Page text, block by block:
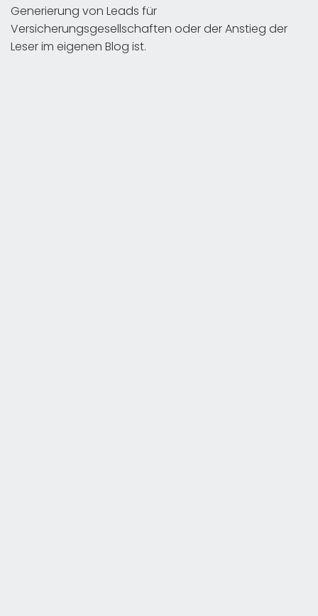
Generierung von Leads für
Versicherungsgesellschaften oder der Anstieg der
Leser im eigenen Blog ist.